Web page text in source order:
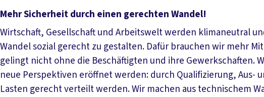
Mehr Sicherheit durch einen gerechten Wandel!
Wirtschaft, Gesellschaft und Arbeitswelt werden klimaneutral
Wandel sozial gerecht zu gestalten. Dafür brauchen wir mehr
gelingt nicht ohne die Beschäftigten und ihre Gewerkschaften.
neue Perspektiven eröffnet werden: durch Qualifizierung, Aus-
Lasten gerecht verteilt werden. Wir machen aus technischem